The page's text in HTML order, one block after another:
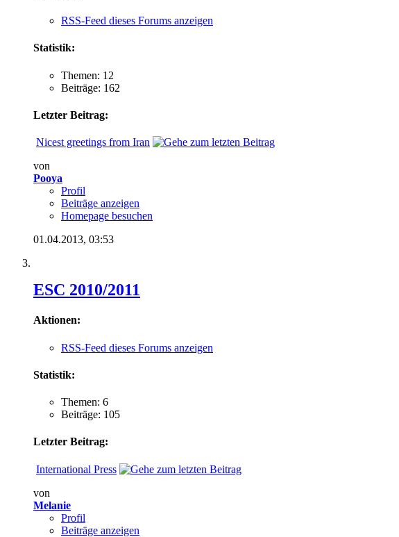
RSS-Feed dieses Forums anzeigen
Statistik:
Themen: 12
Beiträge: 162
Letzter Beitrag:
Nicest greetings from Iran
von
Pooya
Profil
Beiträge anzeigen
Homepage besuchen
01.04.2013, 03:53
ESC 2010/2011
Aktionen:
RSS-Feed dieses Forums anzeigen
Statistik:
Themen: 6
Beiträge: 105
Letzter Beitrag:
International Press
von
Melanie
Profil
Beiträge anzeigen